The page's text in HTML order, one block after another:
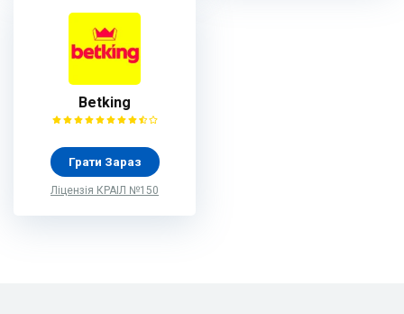
Betking
Грати Зараз
Ліцензія КРАІЛ №150